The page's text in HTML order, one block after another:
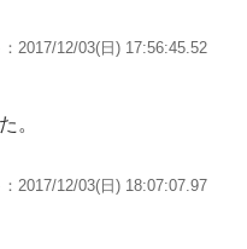
：2017/12/03(日) 17:56:45.52
。
：2017/12/03(日) 18:07:07.97